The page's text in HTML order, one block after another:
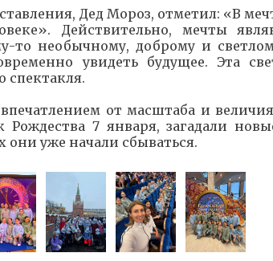
Дед Мороз, отметил: «В
Действительно, мечты
то необычному, доброму и
увидеть будущее. Эта
спектакля.
от масштаба и
Рождества 7 января, загадали
они уже начали сбываться.